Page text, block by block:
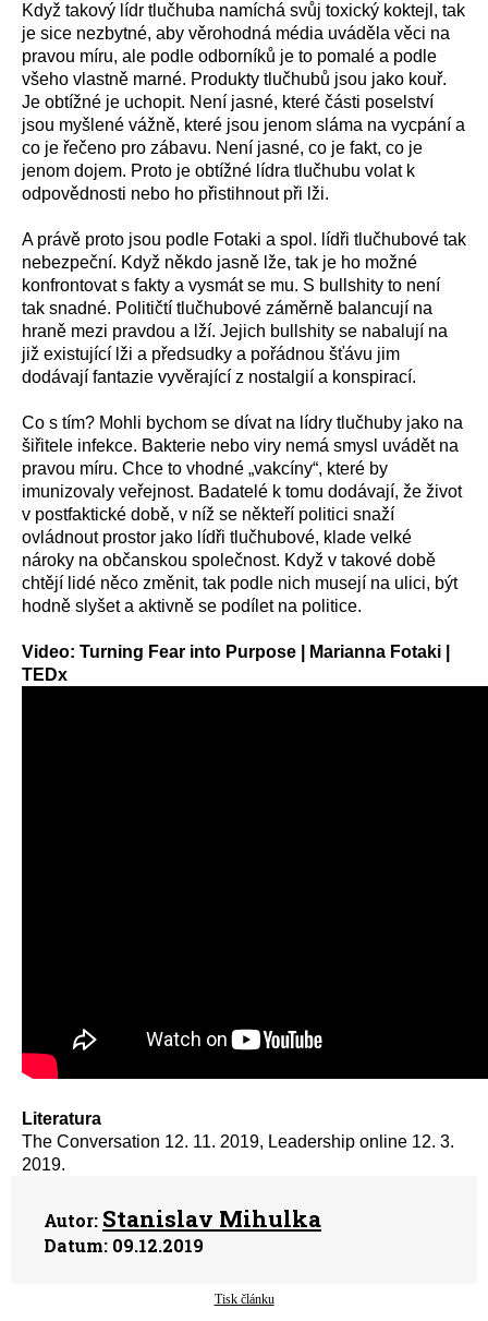
Když takový lídr tlučhuba namíchá svůj toxický koktejl, tak
je sice nezbytné, aby věrohodná média uváděla věci na
pravou míru, ale podle odborníků je to pomalé a podle
všeho vlastně marné. Produkty tlučhubů jsou jako kouř.
Je obtížné je uchopit. Není jasné, které části poselství
jsou myšlené vážně, které jsou jenom sláma na vycpání a
co je řečeno pro zábavu. Není jasné, co je fakt, co je
jenom dojem. Proto je obtížné lídra tlučhubu volat k
odpovědnosti nebo ho přistihnout při lži.
A právě proto jsou podle Fotaki a spol. lídři tlučhubové tak
nebezpeční. Když někdo jasně lže, tak je ho možné
konfrontovat s fakty a vysmát se mu. S bullshity to není
tak snadné. Političtí tlučhubové záměrně balancují na
hraně mezi pravdou a lží. Jejich bullshity se nabalují na
již existující lži a předsudky a pořádnou šťávu jim
dodávají fantazie vyvěrající z nostalgií a konspirací.
Co s tím? Mohli bychom se dívat na lídry tlučhuby jako na
šiřitele infekce. Bakterie nebo viry nemá smysl uvádět na
pravou míru. Chce to vhodné „vakcíny“, které by
imunizovaly veřejnost. Badatelé k tomu dodávají, že život
v postfaktické době, v níž se někteří politici snaží
ovládnout prostor jako lídři tlučhubové, klade velké
nároky na občanskou společnost. Když v takové době
chtějí lidé něco změnit, tak podle nich musejí na ulici, být
hodně slyšet a aktivně se podílet na politice.
Video: Turning Fear into Purpose | Marianna Fotaki |
TEDx
Literatura
The Conversation 12. 11. 2019, Leadership online 12. 3.
2019.
Autor: Stanislav Mihulka
Datum: 09.12.2019
Tisk článku